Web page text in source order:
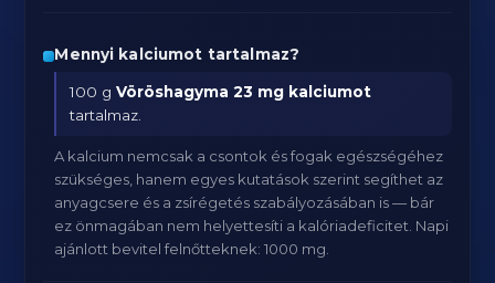
Mennyi kalciumot tartalmaz?
100 gVöröshagyma 23 mg kalciumot
tartalmaz.
A kalcium nemcsak a csontok és fogak egészségéhez
szükséges, hanem egyes kutatások szerint segíthet az
anyagcsere és a zsírégetés szabályozásában is — bár
ez önmagában nem helyettesíti a kalóriadeficitet. Napi
ajánlott bevitel felnőtteknek: 1000 mg.